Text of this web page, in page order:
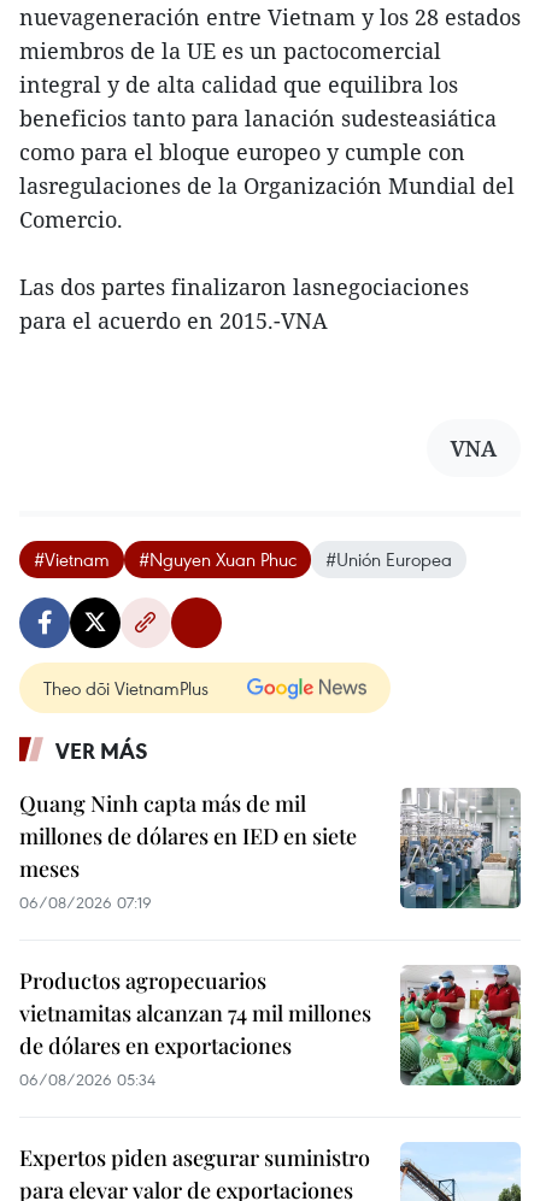
nuevageneración entre Vietnam y los 28 estados
miembros de la UE es un pactocomercial
integral y de alta calidad que equilibra los
beneficios tanto para lanación sudesteasiática
como para el bloque europeo y cumple con
lasregulaciones de la Organización Mundial del
Comercio.
Las dos partes finalizaron lasnegociaciones
para el acuerdo en 2015.-VNA
VNA
#Vietnam #Nguyen Xuan Phuc #Unión Europea
Theo dõi VietnamPlus
VER MÁS
Quang Ninh capta más de mil
millones de dólares en IED en siete
meses
06/08/2026 07:19
Productos agropecuarios
vietnamitas alcanzan 74 mil millones
de dólares en exportaciones
06/08/2026 05:34
Expertos piden asegurar suministro
para elevar valor de exportaciones